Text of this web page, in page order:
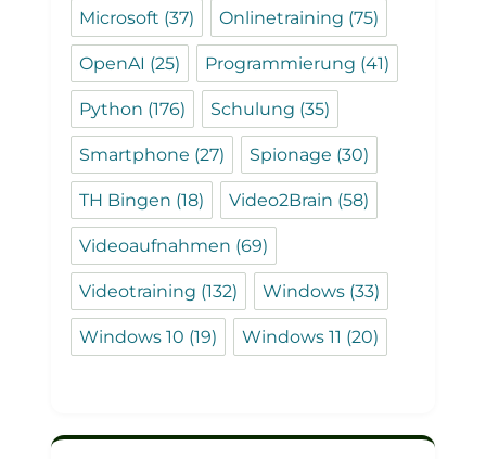
Microsoft (37) Onlinetraining (75)
OpenAI (25) Programmierung (41)
Python (176) Schulung (35)
Smartphone (27) Spionage (30)
TH Bingen (18) Video2Brain (58)
Videoaufnahmen (69)
Videotraining (132) Windows (33)
Windows 10 (19) Windows 11 (20)